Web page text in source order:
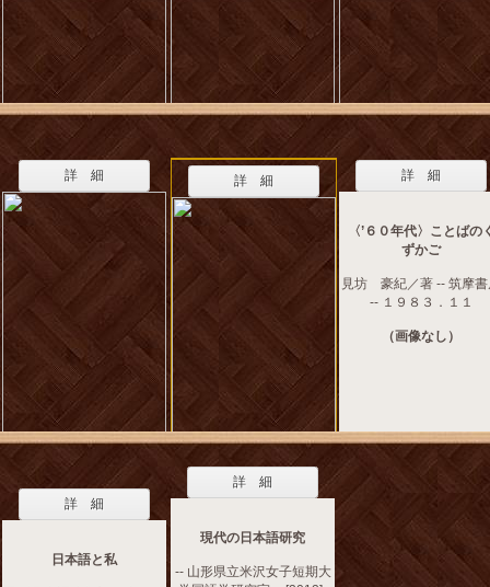
詳 細 詳 細 詳 細
〈’６０年代〉ことばの
ずかご
見坊 豪紀／著 -- 筑摩書
-- １９８３．１１
（画像なし）
詳 細
日本語と私
詳 細
現代の日本語研究
-- 山形県立米沢女子短期大